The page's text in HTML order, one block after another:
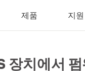
제품 지원
장치에서